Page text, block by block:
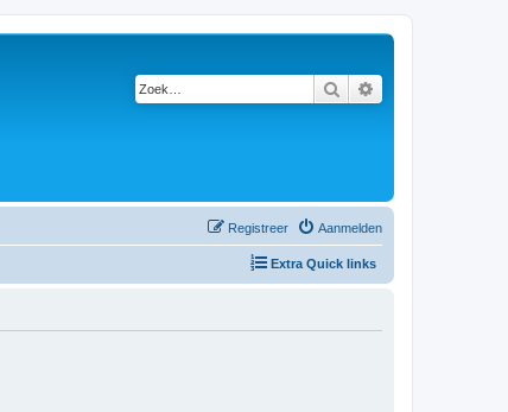
Zoek
Aanmelden
Registreer
Extra Quick links